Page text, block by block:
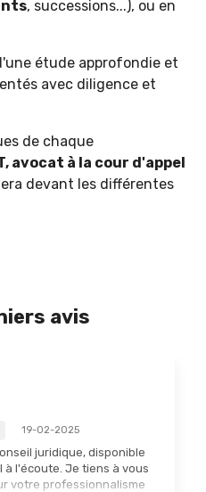
, successions...), ou en
étude approfondie et
avec diligence et
de chaque
avocat à la cour d'appel
devant les différentes
avis
19-02-2025
juridique, disponible
à l'écoute. Je tiens à vous
votre professionnalisme